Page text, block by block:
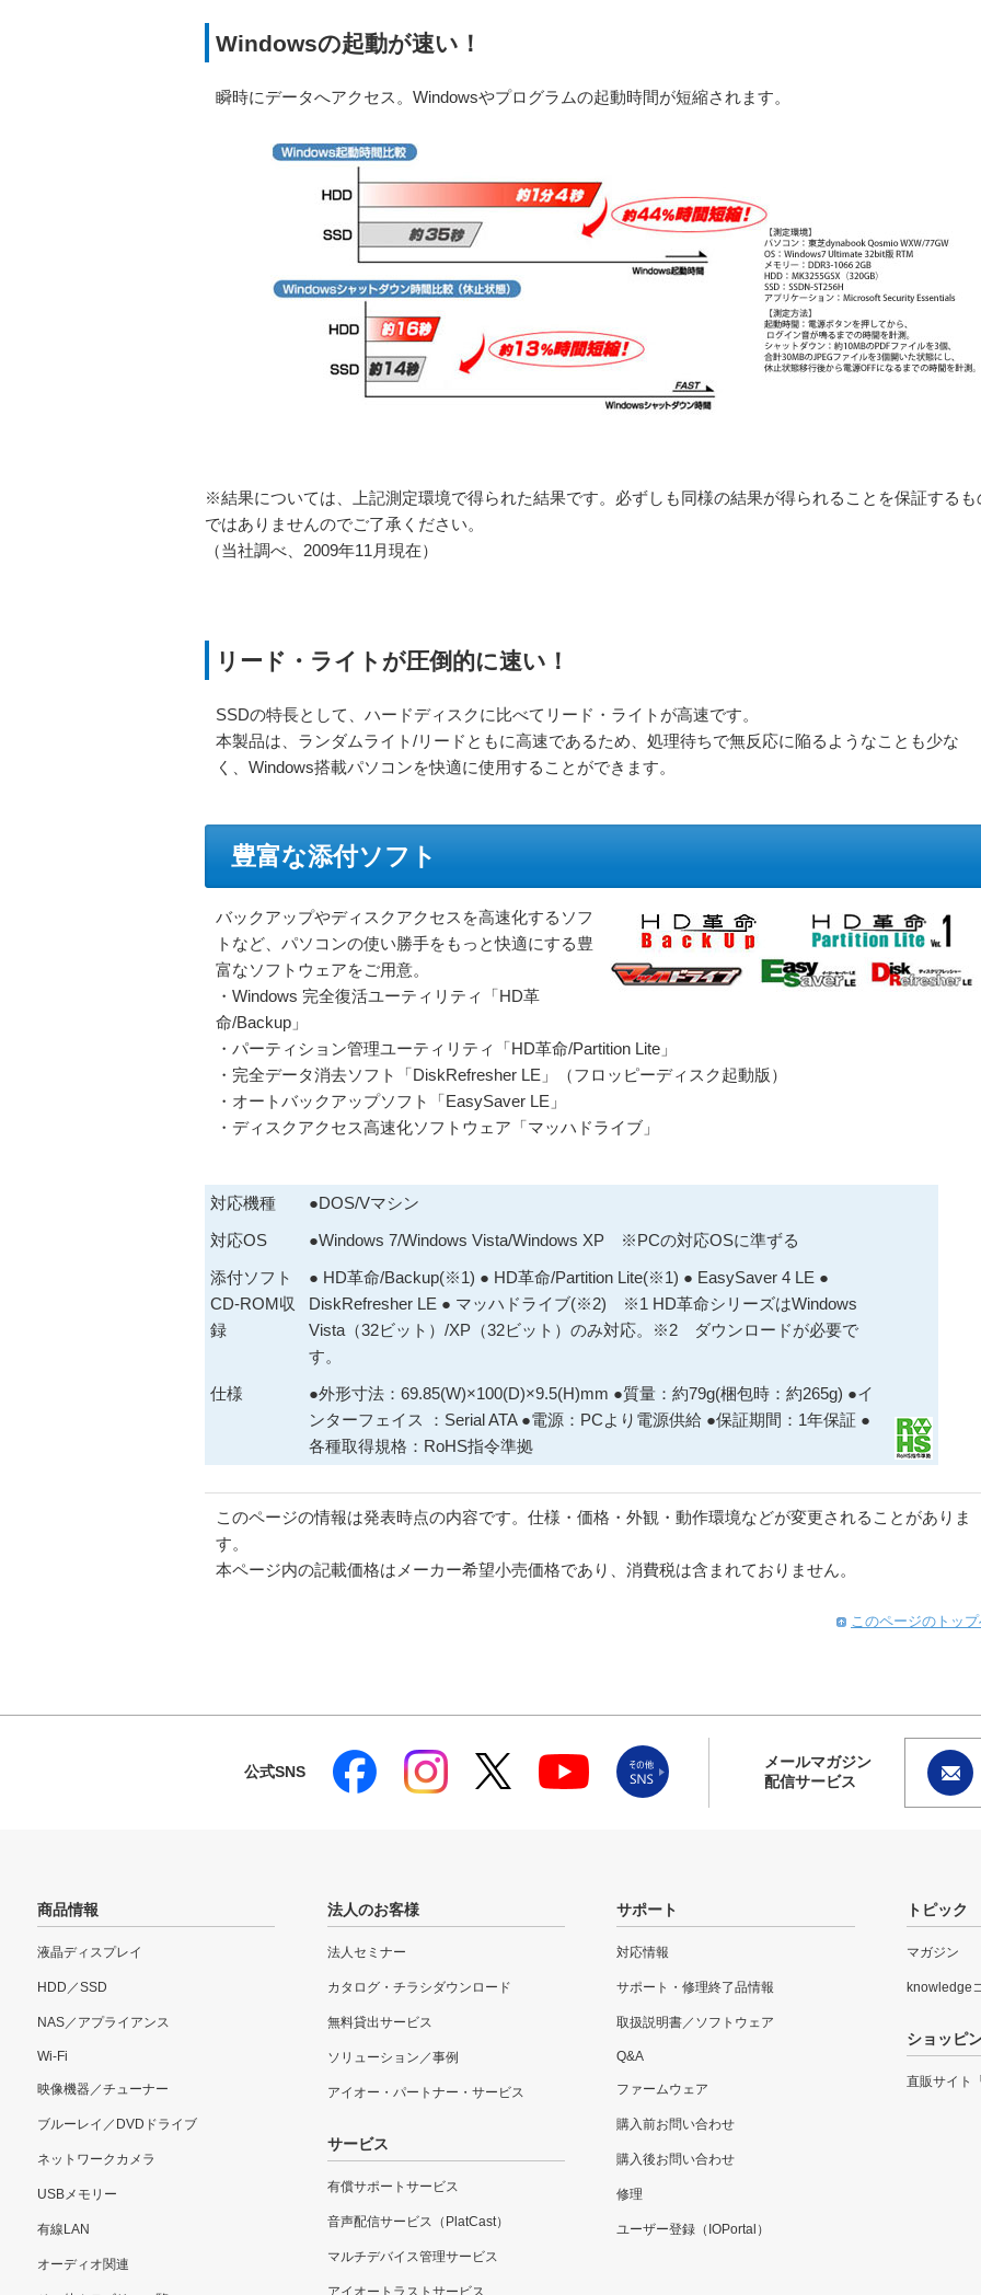
Windowsの起動が速い！
瞬時にデータへアクセス。Windowsやプログラムの起動時間が短縮されます。
※結果については、上記測定環境で得られた結果です。必ずしも同様の結果が得られることを保証するも
ではありませんのでご了承ください。
（当社調べ、2009年11月現在）
リード・ライトが圧倒的に速い！
SSDの特長として、ハードディスクに比べてリード・ライトが高速です。
本製品は、ランダムライト/リードともに高速であるため、処理待ちで無反応に陥るようなことも少な
く、Windows搭載パソコンを快適に使用することができます。
豊富な添付ソフト
バックアップやディスクアクセスを高速化するソフ
トなど、パソコンの使い勝手をもっと快適にする豊
富なソフトウェアをご用意。
・Windows 完全復活ユーティリティ「HD革
命/Backup」
・パーティション管理ユーティリティ「HD革命/Partition Lite」
・完全データ消去ソフト「DiskRefresher LE」（フロッピーディスク起動版）
・オートバックアップソフト「EasySaver LE」
・ディスクアクセス高速化ソフトウェア「マッハドライブ」
対応機種
●DOS/Vマシン
対応OS
●Windows 7/Windows Vista/Windows XP ※PCの対応OSに準ずる
添付ソフト
CD-ROM収
録
● HD革命/Backup(※1) ● HD革命/Partition Lite(※1) ● EasySaver 4 LE ●
DiskRefresher LE ● マッハドライブ(※2) ※1 HD革命シリーズはWindows
Vista（32ビット）/XP（32ビット）のみ対応。※2 ダウンロードが必要で
す。
仕様
●外形寸法：69.85(W)×100(D)×9.5(H)mm ●質量：約79g(梱包時：約265g) ●イ
ンターフェイス ：Serial ATA ●電源：PCより電源供給 ●保証期間：1年保証 ●
各種取得規格：RoHS指令準拠
このページの情報は発表時点の内容です。仕様・価格・外観・動作環境などが変更されることがありま
す。
本ページ内の記載価格はメーカー希望小売価格であり、消費税は含まれておりません。
このページのトッ
公式SNS
メールマガジン
配信サービス
商品情報
液晶ディスプレイ
HDD／SSD
NAS／アプライアンス
Wi-Fi
映像機器／チューナー
ブルーレイ／DVDドライブ
ネットワークカメラ
USBメモリー
有線LAN
オーディオ関連
法人のお客様
法人セミナー
カタログ・チラシダウンロード
無料貸出サービス
ソリューション／事例
アイオー・パートナー・サービス
サービス
有償サポートサービス
音声配信サービス（PlatCast）
マルチデバイス管理サービス
アイオートラストサービス
サポート
対応情報
サポート・修理終了品情報
取扱説明書／ソフトウェア
Q&A
ファームウェア
購入前お問い合わせ
購入後お問い合わせ
修理
ユーザー登録（IOPortal）
トピック
マガジン
knowledge
ショッピ
直販サイト